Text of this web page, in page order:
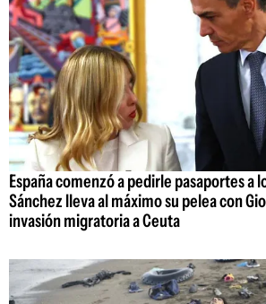
España comenzó a pedirle pasaportes a
Sánchez lleva al máximo su pelea con
invasión migratoria a Ceuta